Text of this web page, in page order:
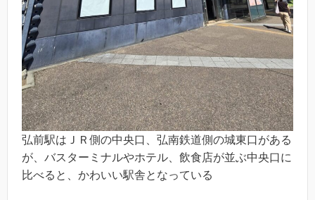
弘前駅はＪＲ側の中央口、弘南鉄道側の城東口がある
が、バスターミナルやホテル、飲食店が並ぶ中央口に
比べると、かわいい駅舎となっている